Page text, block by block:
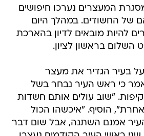
המעצרים נערכו חיפושים
של החשודים. במהלך היום
להיות מובאים לדיון בהארכת
בראשון לציון.
בעיר הגדיר את מעצר
כי ראש העיר נבחר בשל
"שוב עולים אותם חשדות
הוסיף. "איכשהו הכול
אמנם השתנה, אבל שום דבר